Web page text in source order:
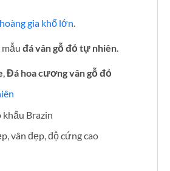
gia khổ lớn
đá vân gỗ đỏ tự nhiên
Đá hoa cương vân gỗ đỏ
Brazin
vân đẹp, độ cứng cao